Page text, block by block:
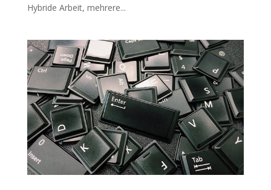
Hybride Arbeit, mehrere...